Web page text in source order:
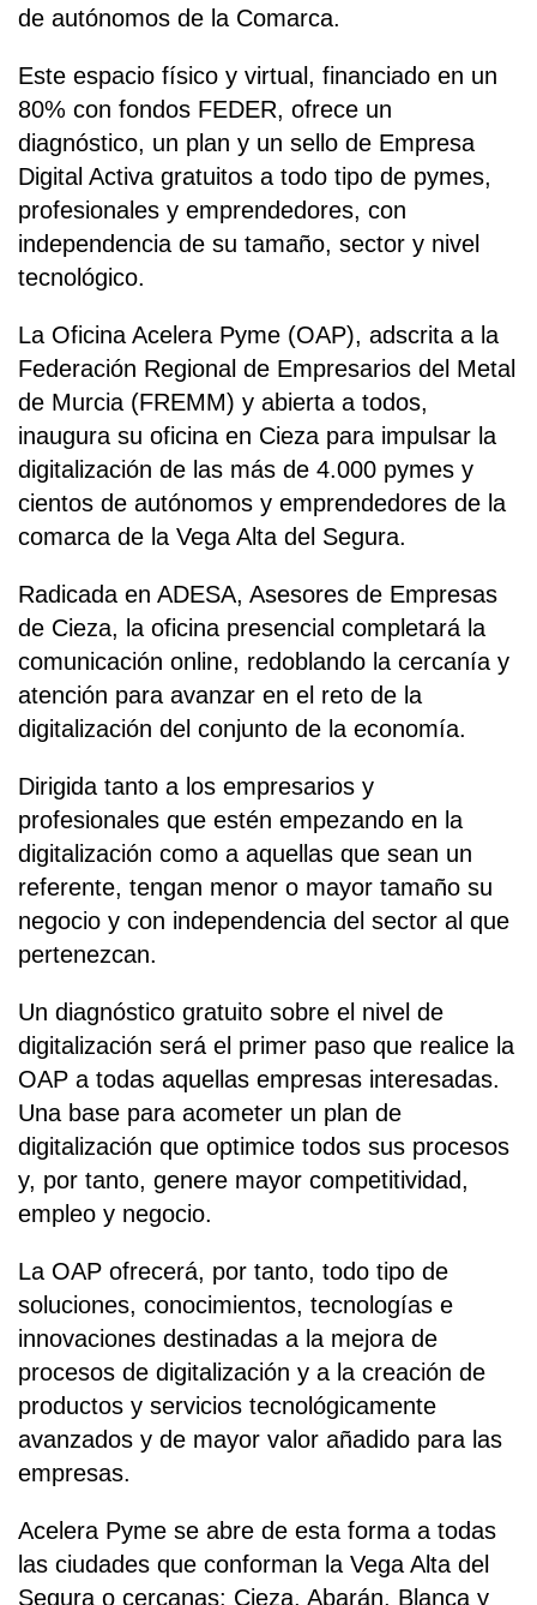
de autónomos de la Comarca.
Este espacio físico y virtual, financiado en un
80% con fondos FEDER, ofrece un
diagnóstico, un plan y un sello de Empresa
Digital Activa gratuitos a todo tipo de pymes,
profesionales y emprendedores, con
independencia de su tamaño, sector y nivel
tecnológico.
La Oficina Acelera Pyme (OAP), adscrita a la
Federación Regional de Empresarios del Metal
de Murcia (FREMM) y abierta a todos,
inaugura su oficina en Cieza para impulsar la
digitalización de las más de 4.000 pymes y
cientos de autónomos y emprendedores de la
comarca de la Vega Alta del Segura.
Radicada en ADESA, Asesores de Empresas
de Cieza, la oficina presencial completará la
comunicación online, redoblando la cercanía y
atención para avanzar en el reto de la
digitalización del conjunto de la economía.
Dirigida tanto a los empresarios y
profesionales que estén empezando en la
digitalización como a aquellas que sean un
referente, tengan menor o mayor tamaño su
negocio y con independencia del sector al que
pertenezcan.
Un diagnóstico gratuito sobre el nivel de
digitalización será el primer paso que realice la
OAP a todas aquellas empresas interesadas.
Una base para acometer un plan de
digitalización que optimice todos sus procesos
y, por tanto, genere mayor competitividad,
empleo y negocio.
La OAP ofrecerá, por tanto, todo tipo de
soluciones, conocimientos, tecnologías e
innovaciones destinadas a la mejora de
procesos de digitalización y a la creación de
productos y servicios tecnológicamente
avanzados y de mayor valor añadido para las
empresas.
Acelera Pyme se abre de esta forma a todas
las ciudades que conforman la Vega Alta del
Segura o cercanas: Cieza, Abarán, Blanca y